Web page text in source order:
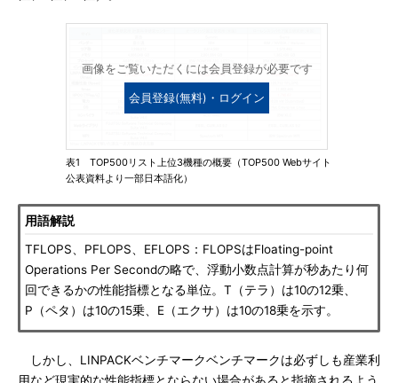
画像をご覧いただくには会員登録が必要です
会員登録(無料)・ログイン
表1 TOP500リスト上位3機種の概要（TOP500 Webサイト
公表資料より一部日本語化）
用語解説
TFLOPS、PFLOPS、EFLOPS：FLOPSはFloating-point
Operations Per Secondの略で、浮動小数点計算が秒あたり何
回できるかの性能指標となる単位。T（テラ）は10の12乗、
P（ペタ）は10の15乗、E（エクサ）は10の18乗を示す。
しかし、LINPACKベンチマークベンチマークは必ずしも産業利